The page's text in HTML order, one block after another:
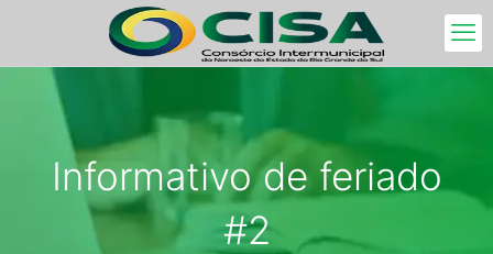
Informativo de feriado
#2